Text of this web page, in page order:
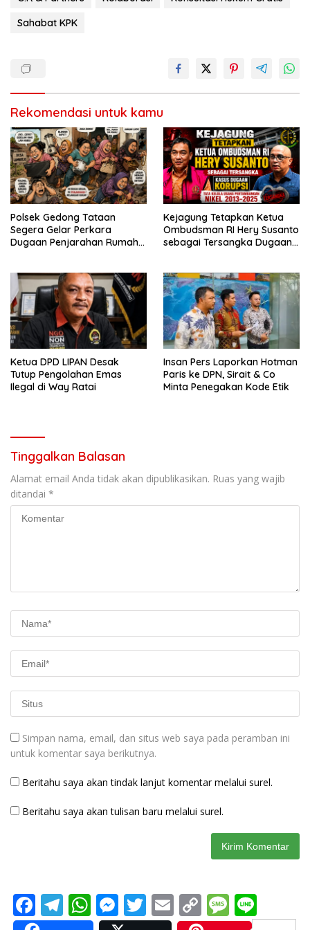
Sahabat KPK
Rekomendasi untuk kamu
Polsek Gedong Tataan
Segera Gelar Perkara
Dugaan Penjarahan Rumah
Kejagung Tetapkan Ketua
Ombudsman RI Hery Susanto
sebagai Tersangka Dugaan
Ketua DPD LIPAN Desak
Tutup Pengolahan Emas
Ilegal di Way Ratai
Insan Pers Laporkan Hotman
Paris ke DPN, Sirait & Co
Minta Penegakan Kode Etik
Tinggalkan Balasan
Alamat email Anda tidak akan dipublikasikan. Ruas yang wajib
ditandai *
Simpan nama, email, dan situs web saya pada peramban ini
untuk komentar saya berikutnya.
Beritahu saya akan tindak lanjut komentar melalui surel.
Beritahu saya akan tulisan baru melalui surel.
F T W M T E C M